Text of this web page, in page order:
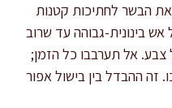
הבשר לחתיכות קטנות
6–8 דקות על אש בינונית-גבוהה עד שרוב
אל תערבבו כל הזמן;
זה ההבדל בין בישול אפור